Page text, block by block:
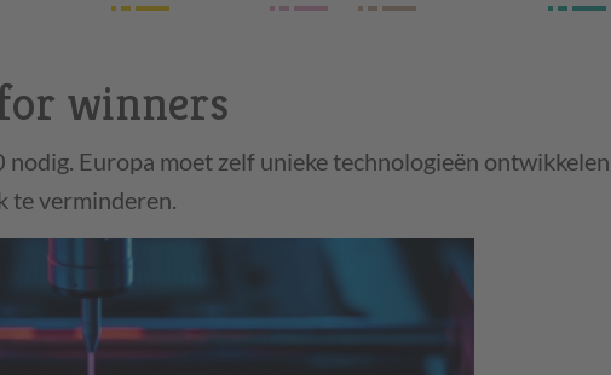
winners
nodig. Europa moet zelf unieke technologieën
te verminderen.